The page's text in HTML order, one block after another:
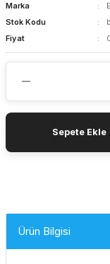
Marka
Stok Kodu
Fiyat
Sepete Ekle
Ürün Bilgisi